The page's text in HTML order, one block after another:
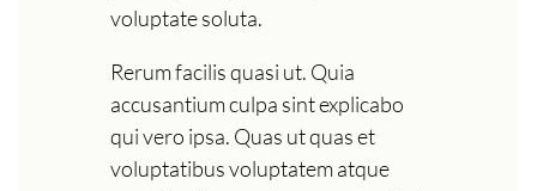
voluptate soluta.
Rerum facilis quasi ut. Quia
accusantium culpa sint explicabo
qui vero ipsa. Quas ut quas et
voluptatibus voluptatem atque